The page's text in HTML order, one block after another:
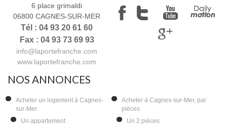
6 place grimaldi
06800 CAGNES-SUR-MER
Tél : 04 93 20 61 60
Fax : 04 93 73 69 93
info@laportefranche.com
www.laportefranche.com
NOS ANNONCES
Acheter un logement à Cagnes-
sur-Mer
Un appartement
Acheter à Cagnes-sur-Mer, par
pièces
Un 2 pièces